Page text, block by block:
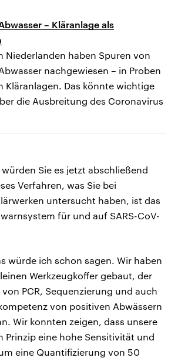
– Kläranlage als
Niederlanden haben Spuren von
nachgewiesen – in Proben
Kläranlagen. Das könnte wichtige
die Ausbreitung des Coronavirus
würden Sie es jetzt abschließend
Verfahren, was Sie bei
untersucht haben, ist das
für und auf SARS-CoV-
würde ich schon sagen. Wir haben
Werkzeugkoffer gebaut, der
PCR, Sequenzierung und auch
von positiven Abwässern
Wir konnten zeigen, dass unsere
Prinzip eine hohe Sensitivität und
eine Quantifizierung von 50